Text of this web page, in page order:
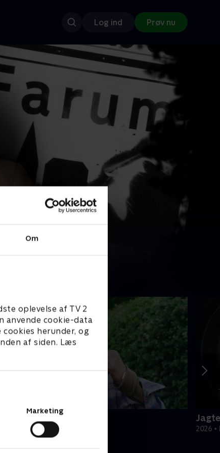
Om
oplevelse af TV 2
anvende cookie-data
herunder, og
af siden. Læs
Marketing
Log ind Prøv nu
på villavejen
• Dokumentar • 41 min 2026